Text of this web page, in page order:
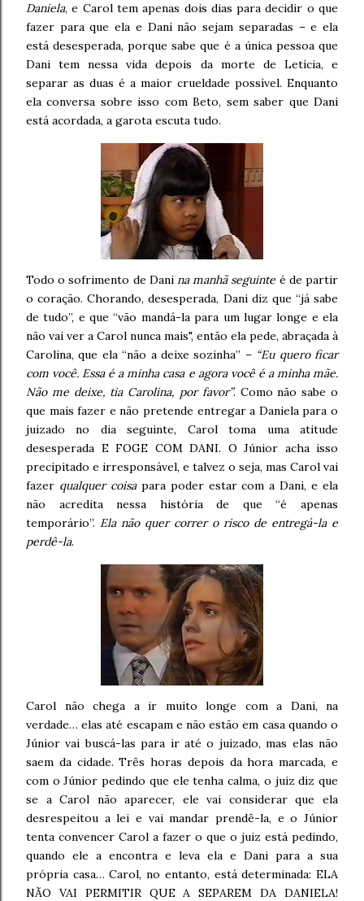
Daniela, e Carol tem apenas dois dias para decidir o que
fazer para que ela e Dani não sejam separadas – e ela
está desesperada, porque sabe que é a única pessoa que
Dani tem nessa vida depois da morte de Letícia, e
separar as duas é a maior crueldade possível. Enquanto
ela conversa sobre isso com Beto, sem saber que Dani
está acordada, a garota escuta tudo.
Todo o sofrimento de Dani na manhã seguinte é de partir
o coração. Chorando, desesperada, Dani diz que “já sabe
de tudo”, e que “vão mandá-la para um lugar longe e ela
não vai ver a Carol nunca mais", então ela pede, abraçada à
Carolina, que ela “não a deixe sozinha” – “Eu quero ficar
com você. Essa é a minha casa e agora você é a minha mãe.
Não me deixe, tia Carolina, por favor”. Como não sabe o
que mais fazer e não pretende entregar a Daniela para o
juizado no dia seguinte, Carol toma uma atitude
desesperada E FOGE COM DANI. O Júnior acha isso
precipitado e irresponsável, e talvez o seja, mas Carol vai
fazer qualquer coisapara poder estar com a Dani, e ela
não acredita nessa história de que “é apenas
temporário”. Ela não quer correr o risco de entregá-la e
perdê-la.
Carol não chega a ir muito longe com a Dani, na
verdade… elas até escapam e não estão em casa quando o
Júnior vai buscá-las para ir até o juizado, mas elas não
saem da cidade. Três horas depois da hora marcada, e
com o Júnior pedindo que ele tenha calma, o juiz diz que
se a Carol não aparecer, ele vai considerar que ela
desrespeitou a lei e vai mandar prendê-la, e o Júnior
tenta convencer Carol a fazer o que o juiz está pedindo,
quando ele a encontra e leva ela e Dani para a sua
própria casa… Carol, no entanto, está determinada: ELA
NÃO VAI PERMITIR QUE A SEPAREM DA DANIELA!